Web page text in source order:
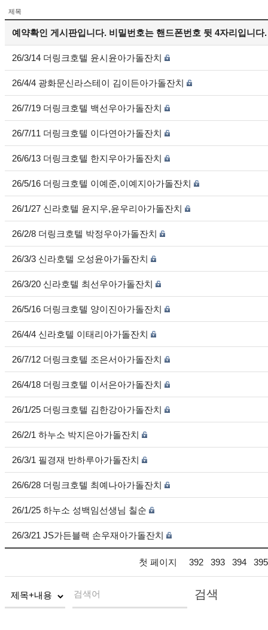
제목
예약확인 게시판입니다. 비밀번호는 핸드폰번호 뒷 4자리입니다.
26/3/14 더링크호텔 윤시윤아가돌잔치
26/4/4 광화문신라스테이 김이든아가돌잔치
26/7/19 더링크호텔 백선우아가돌잔치
26/7/11 더링크호텔 이다연아가돌잔치
26/6/13 더링크호텔 한지우아가돌잔치
26/5/16 더링크호텔 이예준,이예지아가돌잔치
26/1/27 신라호텔 윤지우,윤우리아가돌잔치
26/2/8 더링크호텔 박정우아가돌잔치
26/3/3 신라호텔 오성윤아가돌잔치
26/3/20 신라호텔 최선우아가돌잔치
26/5/16 더링크호텔 양이진아가돌잔치
26/4/4 신라호텔 이태리아가돌잔치
26/7/12 더링크호텔 조은서아가돌잔치
26/4/18 더링크호텔 이서은아가돌잔치
26/1/25 더링크호텔 김한강아가돌잔치
26/2/1 하누소 박지은아가돌잔치
26/3/1 필경재 반하루아가돌잔치
26/6/28 더링크호텔 최예나아가돌잔치
26/1/25 하누소 성백임선생님 칠순
26/3/21 JS가든블랙 손우재아가돌잔치
첫 페이지 392 393 394 395
검색어 검색